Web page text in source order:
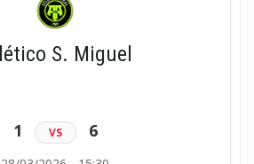
S. Miguel
1 VS 6